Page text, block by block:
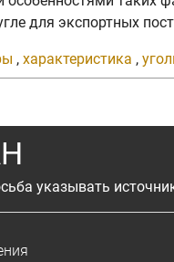
для экспортных
, характеристика ,
указывать